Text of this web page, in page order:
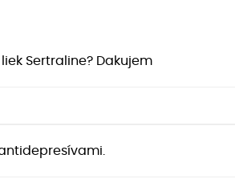
Sertraline? Dakujem